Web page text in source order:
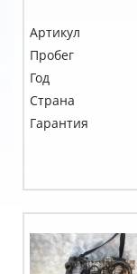
Артикул
Пробег
Год
Страна
Гарантия